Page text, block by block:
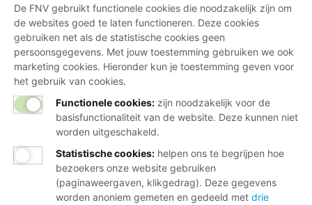
De FNV gebruikt functionele cookies die noodzakelijk zijn om
de websites goed te laten functioneren. Deze cookies
gebruiken net als de statistische cookies geen
persoonsgegevens. Met jouw toestemming gebruiken we ook
marketing cookies. Hieronder kun je toestemming geven voor
het gebruik van cookies.
Functionele cookies: zijn noodzakelijk voor de
basisfunctionaliteit van de website. Deze kunnen niet
worden uitgeschakeld.
Statistische cookies: helpen ons te begrijpen hoe
bezoekers onze website gebruiken
(paginaweergaven, klikgedrag). Deze gegevens
worden anoniem gemeten en gedeeld met drie